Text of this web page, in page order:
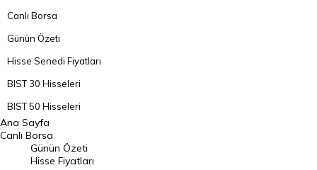
Canlı Borsa
Günün Özeti
Hisse Senedi Fiyatları
BIST 30 Hisseleri
BIST 50 Hisseleri
BIST 100 Hisseleri
En Çok Artan Hisseler
Ana Sayfa
Canlı Borsa
Günün Özeti
Hisse Fiyatları